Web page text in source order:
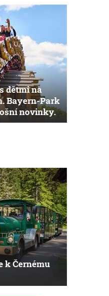
dětmi na
Bayern-Park
novinky.
k Černému